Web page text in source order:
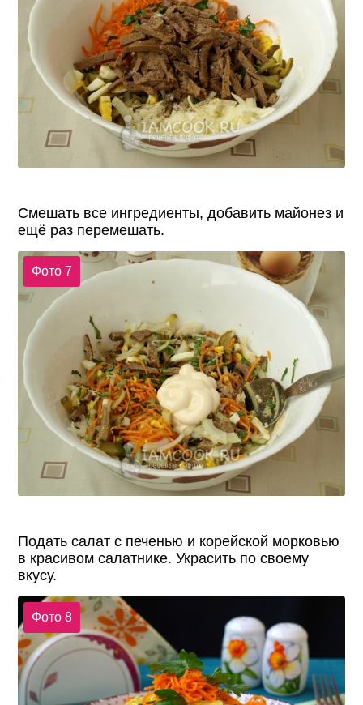
Смешать все ингредиенты, добавить майонез и
ещё раз перемешать.
Фото 7
Подать салат с печенью и корейской морковью
в красивом салатнике. Украсить по своему
вкусу.
Фото 8